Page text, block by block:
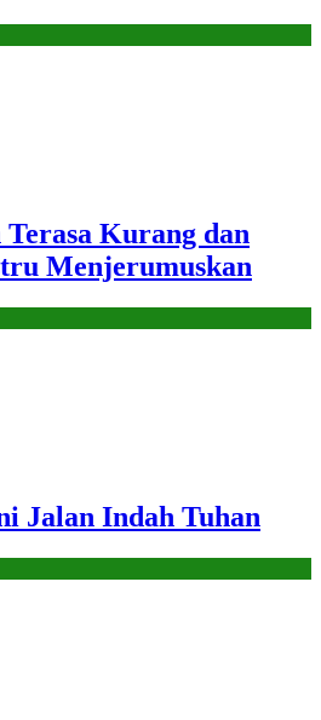
Kurang dan
Menjerumuskan
Jalan Indah Tuhan